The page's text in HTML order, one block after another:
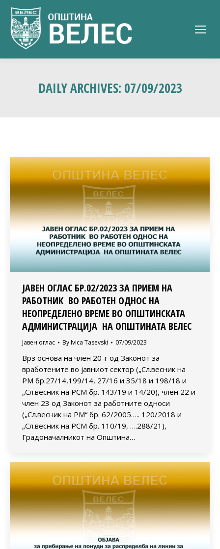
DAILY ARCHIVES: 07/09/2023
ЈАВЕН ОГЛАС БР.02/2023 ЗА ПРИЕМ НА
РАБОТНИК ВО РАБОТЕН ОДНОС НА
НЕОПРЕДЕЛЕНО ВРЕМЕ ВО ОПШТИНСКАТА
АДМИНИСТРАЦИЈА НА ОПШТИНАТА ВЕЛЕС
Јавен оглас By Ivica Tasevski 07/09/2023
Врз основа на член 20-г од Законот за
вработените во јавниот сектор („Сл.весник на
РМ бр.27/14,199/14, 27/16 и 35/18 и 198/18 и
„Сл.весник на РСМ бр. 143/19 и 14/20), член 22 и
член 23 од Законот за работните односи
(„Сл.весник на РМ“ бр. 62/2005….. 120/2018 и
„Сл.весник на РСМ бр. 110/19, ….288/21),
Градоначалникот на Општина…